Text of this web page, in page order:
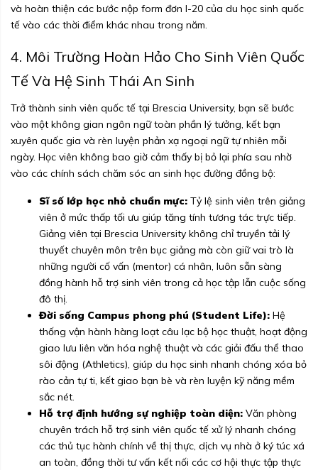
và hoàn thiện các bước nộp form đơn I-20 của du học sinh quốc
tế vào các thời điểm khác nhau trong năm.
4. Môi Trường Hoàn Hảo Cho Sinh Viên Quốc
Tế Và Hệ Sinh Thái An Sinh
Trở thành sinh viên quốc tế tại Brescia University, bạn sẽ bước
vào một không gian ngôn ngữ toàn phần lý tưởng, kết bạn
xuyên quốc gia và rèn luyện phản xạ ngoại ngữ tự nhiên mỗi
ngày. Học viên không bao giờ cảm thấy bị bỏ lại phía sau nhờ
vào các chính sách chăm sóc an sinh học đường đồng bộ:
Sĩ số lớp học nhỏ chuẩn mực: Tỷ lệ sinh viên trên giảng
viên ở mức thấp tối ưu giúp tăng tính tương tác trực tiếp.
Giảng viên tại Brescia University không chỉ truyền tải lý
thuyết chuyên môn trên bục giảng mà còn giữ vai trò là
những người cố vấn (mentor) cá nhân, luôn sẵn sàng
đồng hành hỗ trợ sinh viên trong cả học tập lẫn cuộc sống
đô thị.
Đời sống Campus phong phú (Student Life): Hệ
thống vận hành hàng loạt câu lạc bộ học thuật, hoạt động
giao lưu liên văn hóa nghệ thuật và các giải đấu thể thao
sôi động (Athletics), giúp du học sinh nhanh chóng xóa bỏ
rào cản tự ti, kết giao bạn bè và rèn luyện kỹ năng mềm
sắc nét.
Hỗ trợ định hướng sự nghiệp toàn diện: Văn phòng
chuyên trách hỗ trợ sinh viên quốc tế xử lý nhanh chóng
các thủ tục hành chính về thị thực, dịch vụ nhà ở ký túc xá
an toàn, đồng thời tư vấn kết nối các cơ hội thực tập thực